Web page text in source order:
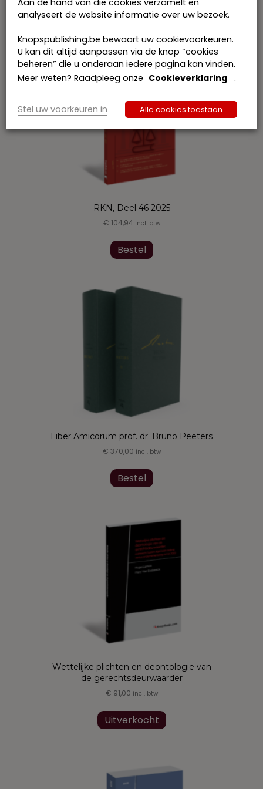
Dit
heeft
meerdere
variaties.
Deze
optie
gekozen
worden
op
de
productpagina
RKN, Deel 46 2025
€ 104,94 incl. btw
Bestel product
Deze
worden
Liber Amicorum prof. dr. Bruno Peeters
€ 370,00 incl. btw
Bestel product
heeft
Deze
optie
kan
gekozen
worden
productpagina
Wettelijke plichten en deontologie van
de gerechtsdeurwaarder
€ 91,00 incl. btw
Uitverkocht
analyseert de website informatie over uw bezoek.
Knopspublishing.be bewaart uw cookievoorkeuren.
U kan dit altijd aanpassen via de knop “cookies
beheren” die u onderaan iedere pagina kan vinden.
Meer weten? Raadpleeg onze Cookieverklaring .
Stel uw voorkeuren in Alle cookies toestaan